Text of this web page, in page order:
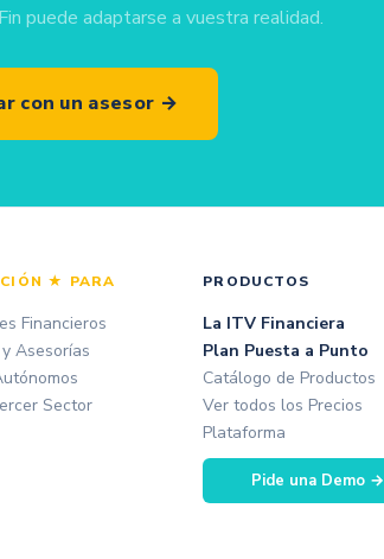
puede adaptarse a vuestra realidad.
con un asesor →
★ PARA
Financieros
Asesorías
Sector
PRODUCTOS
La ITV Financiera
Plan Puesta a Punto
Catálogo de Productos
Ver todos los Precios
Plataforma
Pide una Demo →